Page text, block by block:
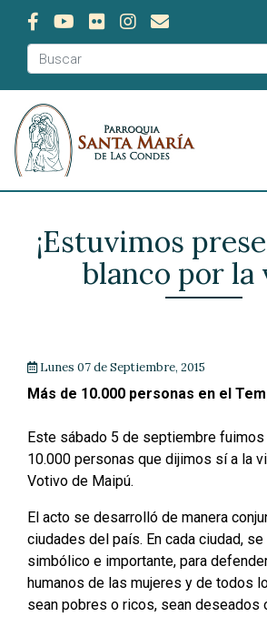
¡Estuvimos
blanco por la
Lunes 07 de Septiembre, 2015
Más de 10.000 personas en el
Este sábado 5 de septiembre
10.000 personas que dijimos sí a la
Votivo de Maipú.
El acto se desarrolló de manera
ciudades del país. En cada ciudad,
simbólico e importante, para
humanos de las mujeres y de todos
sean pobres o ricos, sean deseados